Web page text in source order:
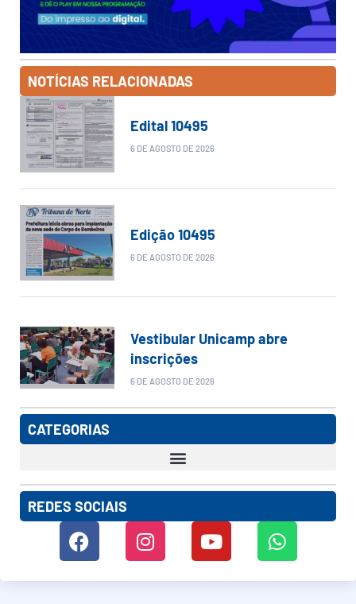
NOTÍCIAS RELACIONADAS
Edital 10495
6 DE AGOSTO DE 2026
Edição 10495
6 DE AGOSTO DE 2026
Vestibular Unicamp abre
inscrições
6 DE AGOSTO DE 2026
CATEGORIAS
REDES SOCIAIS